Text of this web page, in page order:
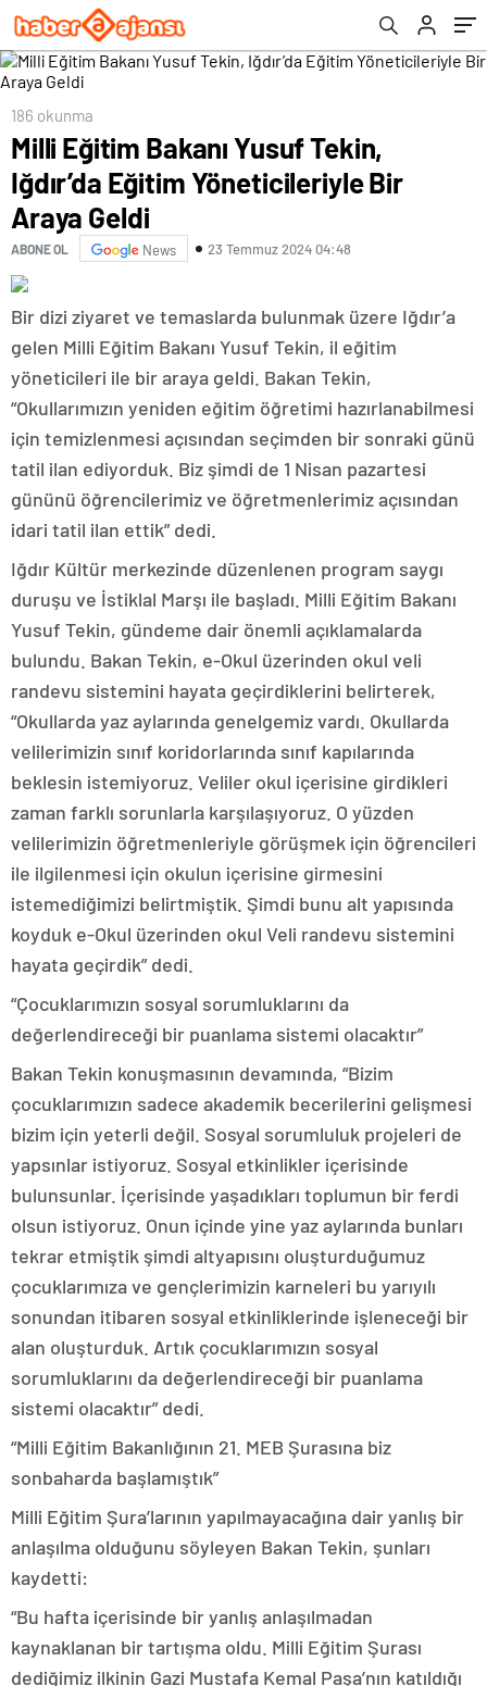
186 okunma
Milli Eğitim Bakanı Yusuf Tekin,
Iğdır’da Eğitim Yöneticileriyle Bir
Araya Geldi
ABONE OL News 23 Temmuz 2024 04:48
Bir dizi ziyaret ve temaslarda bulunmak üzere Iğdır’a
gelen Milli Eğitim Bakanı Yusuf Tekin, il eğitim
yöneticileri ile bir araya geldi. Bakan Tekin,
“Okullarımızın yeniden eğitim öğretimi hazırlanabilmesi
için temizlenmesi açısından seçimden bir sonraki günü
tatil ilan ediyorduk. Biz şimdi de 1 Nisan pazartesi
gününü öğrencilerimiz ve öğretmenlerimiz açısından
idari tatil ilan ettik” dedi.
Iğdır Kültür merkezinde düzenlenen program saygı
duruşu ve İstiklal Marşı ile başladı. Milli Eğitim Bakanı
Yusuf Tekin, gündeme dair önemli açıklamalarda
bulundu. Bakan Tekin, e-Okul üzerinden okul veli
randevu sistemini hayata geçirdiklerini belirterek,
“Okullarda yaz aylarında genelgemiz vardı. Okullarda
velilerimizin sınıf koridorlarında sınıf kapılarında
beklesin istemiyoruz. Veliler okul içerisine girdikleri
zaman farklı sorunlarla karşılaşıyoruz. O yüzden
velilerimizin öğretmenleriyle görüşmek için öğrencileri
ile ilgilenmesi için okulun içerisine girmesini
istemediğimizi belirtmiştik. Şimdi bunu alt yapısında
koyduk e-Okul üzerinden okul Veli randevu sistemini
hayata geçirdik” dedi.
“Çocuklarımızın sosyal sorumluklarını da
değerlendireceği bir puanlama sistemi olacaktır”
Bakan Tekin konuşmasının devamında, “Bizim
çocuklarımızın sadece akademik becerilerini gelişmesi
bizim için yeterli değil. Sosyal sorumluluk projeleri de
yapsınlar istiyoruz. Sosyal etkinlikler içerisinde
bulunsunlar. İçerisinde yaşadıkları toplumun bir ferdi
olsun istiyoruz. Onun içinde yine yaz aylarında bunları
tekrar etmiştik şimdi altyapısını oluşturduğumuz
çocuklarımıza ve gençlerimizin karneleri bu yarıyılı
sonundan itibaren sosyal etkinliklerinde işleneceği bir
alan oluşturduk. Artık çocuklarımızın sosyal
sorumluklarını da değerlendireceği bir puanlama
sistemi olacaktır” dedi.
“Milli Eğitim Bakanlığının 21. MEB Şurasına biz
sonbaharda başlamıştık”
Milli Eğitim Şura’larının yapılmayacağına dair yanlış bir
anlaşılma olduğunu söyleyen Bakan Tekin, şunları
kaydetti:
“Bu hafta içerisinde bir yanlış anlaşılmadan
kaynaklanan bir tartışma oldu. Milli Eğitim Şurası
dediğimiz ilkinin Gazi Mustafa Kemal Paşa’nın katıldığı